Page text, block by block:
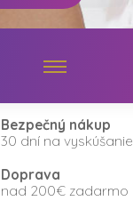
Bezpečný nákup
30 dní na vyskúšanie
Doprava
nad 200€ zadarmo